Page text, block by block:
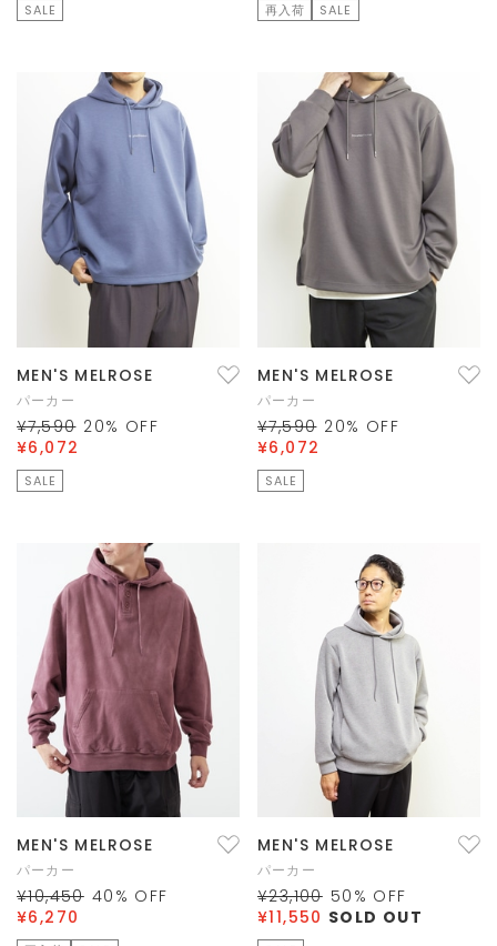
SALE 再入荷 SALE
MEN'S MELROSE
パーカー
¥7,590 20% OFF
¥6,072
SALE
MEN'S MELROSE
パーカー
¥7,590 20% OFF
¥6,072
SALE
MEN'S MELROSE
パーカー
¥10,450 40 % OFF
¥6,270
MEN'S MELROSE
パーカー
¥23,100 50 % OFF
¥11,550 SOLD OUT